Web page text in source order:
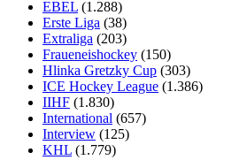
EBEL (1.288)
Erste Liga (38)
Extraliga (203)
Fraueneishockey (150)
Hlinka Gretzky Cup (303)
ICE Hockey League (1.386)
IIHF (1.830)
International (657)
Interview (125)
KHL (1.779)